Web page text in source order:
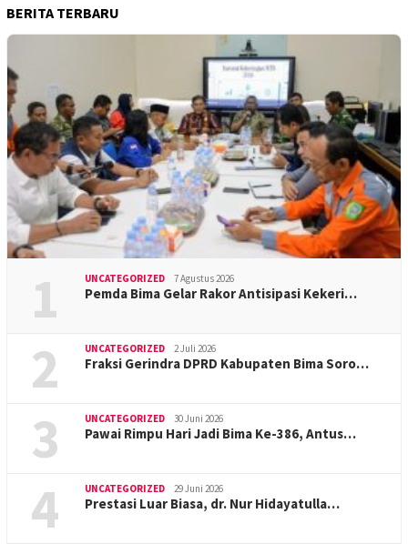
BERITA TERBARU
1 UNCATEGORIZED 7 Agustus 2026
Pemda Bima Gelar Rakor Antisipasi Kekeri…
2 UNCATEGORIZED 2 Juli 2026
Fraksi Gerindra DPRD Kabupaten Bima Soro…
3 UNCATEGORIZED 30 Juni 2026
Pawai Rimpu Hari Jadi Bima Ke-386, Antus…
4 UNCATEGORIZED 29 Juni 2026
Prestasi Luar Biasa, dr. Nur Hidayatulla…